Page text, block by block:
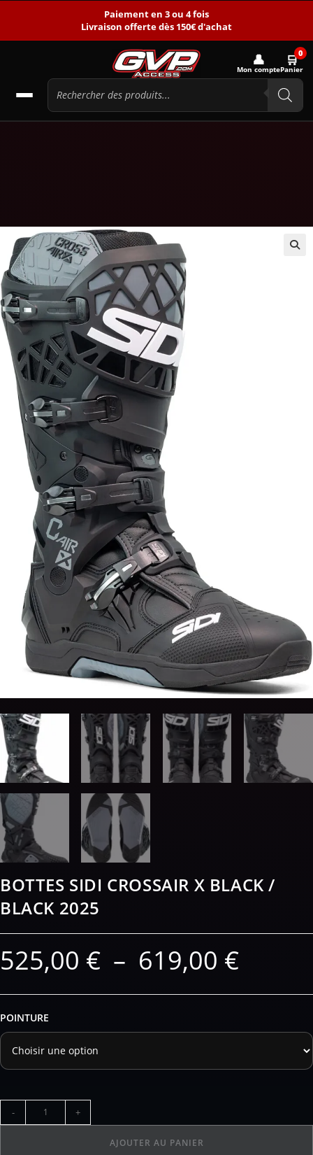
Paiement en 3 ou 4 fois
Livraison offerte dès 150€ d'achat
👤
Mon compte
🛒0
Panier
-15%
BOTTES SIDI CROSSAIR X BLACK /
BLACK 2025
525,00 € – 619,00 €
POINTURE
- +
AJOUTER AU PANIER